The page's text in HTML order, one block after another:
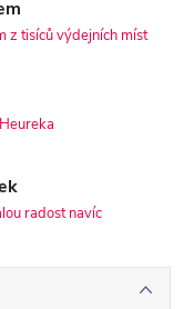
z tisíců výdejních míst
radost navíc